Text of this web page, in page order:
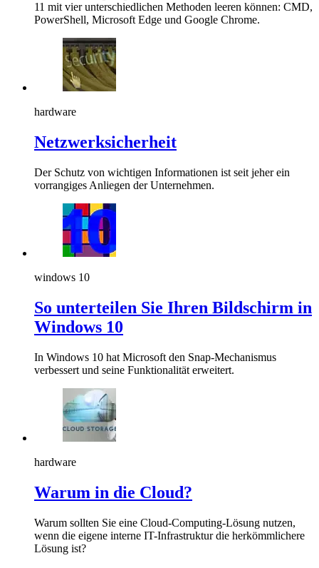
11 mit vier unterschiedlichen Methoden leeren können: CMD,
PowerShell, Microsoft Edge und Google Chrome.
hardware
Netzwerksicherheit
Der Schutz von wichtigen Informationen ist seit jeher ein
vorrangiges Anliegen der Unternehmen.
windows 10
So unterteilen Sie Ihren Bildschirm in
Windows 10
In Windows 10 hat Microsoft den Snap-Mechanismus
verbessert und seine Funktionalität erweitert.
hardware
Warum in die Cloud?
Warum sollten Sie eine Cloud-Computing-Lösung nutzen,
wenn die eigene interne IT-Infrastruktur die herkömmlichere
Lösung ist?